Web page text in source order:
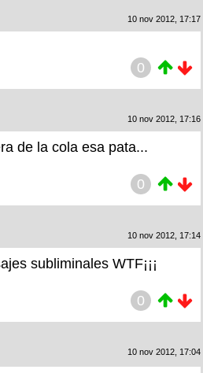
10 nov 2012, 17:17
0
10 nov 2012, 17:16
de la cola esa pata...
0
10 nov 2012, 17:14
subliminales WTF¡¡¡
0
10 nov 2012, 17:04